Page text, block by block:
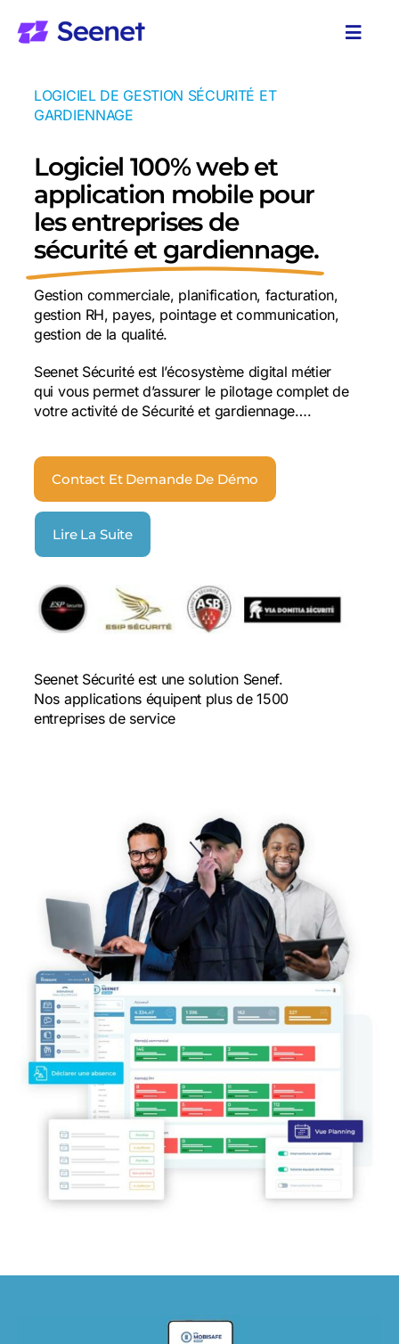
Ressources
LOGICIEL DE GESTION SÉCURITÉ ET
GARDIENNAGE
Logiciel 100% web et
application mobile pour
les entreprises de
sécurité et gardiennage.
Gestion commerciale, planification, facturation,
gestion RH, payes, pointage et communication,
gestion de la qualité.
Seenet Sécurité est l’écosystème digital métier
qui vous permet d’assurer le pilotage complet de
votre activité de Sécurité et gardiennage….
Contact Et Demande De Démo
Lire La Suite
Seenet Sécurité est une solution Senef.
Nos applications équipent plus de 1500
entreprises de service